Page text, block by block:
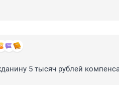
5 тысяч рублей